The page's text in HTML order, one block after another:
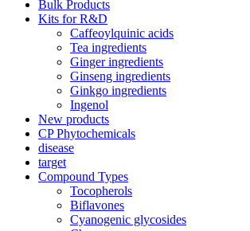
Bulk Products
Kits for R&D
Caffeoylquinic acids
Tea ingredients
Ginger ingredients
Ginseng ingredients
Ginkgo ingredients
Ingenol
New products
CP Phytochemicals
disease
target
Compound Types
Tocopherols
Biflavones
Cyanogenic glycosides